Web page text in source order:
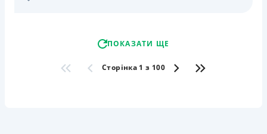
ПОКАЗАТИ ЩЕ
Сторінка 1 з 100